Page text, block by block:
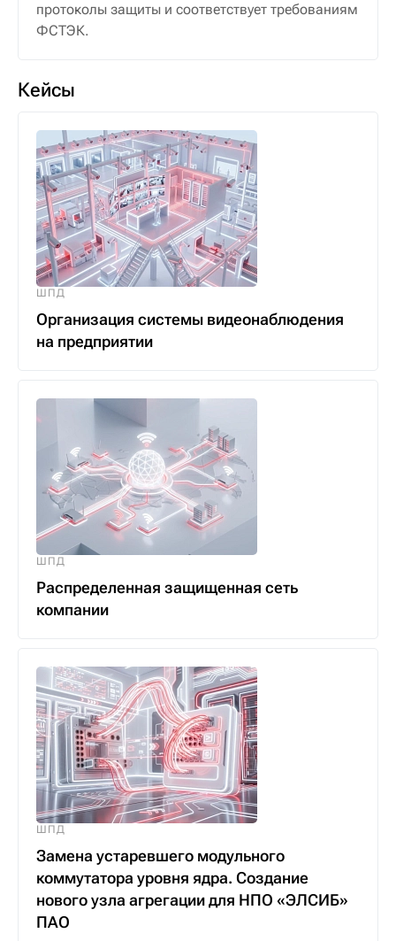
протоколы защиты и соответствует требованиям
ФСТЭК.
Кейсы
ШПД
Организация системы видеонаблюдения
на предприятии
ШПД
Распределенная защищенная сеть
компании
ШПД
Замена устаревшего модульного
коммутатора уровня ядра. Создание
нового узла агрегации для НПО «ЭЛСИБ»
ПАО